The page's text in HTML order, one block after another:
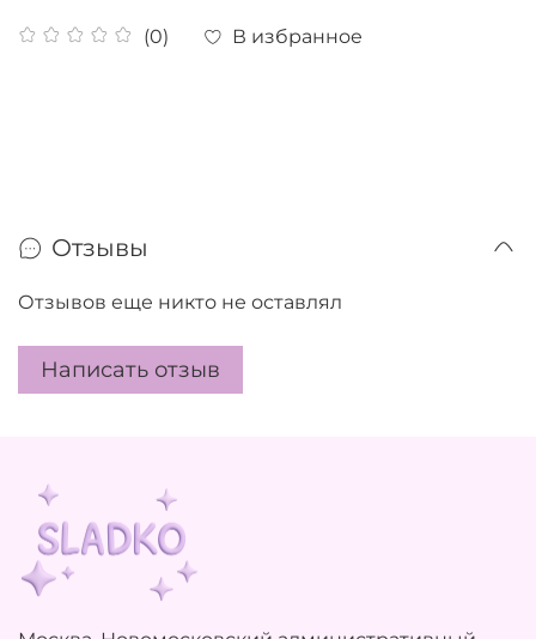
(0) В избранное
Отзывы
Отзывов еще никто не оставлял
Написать отзыв